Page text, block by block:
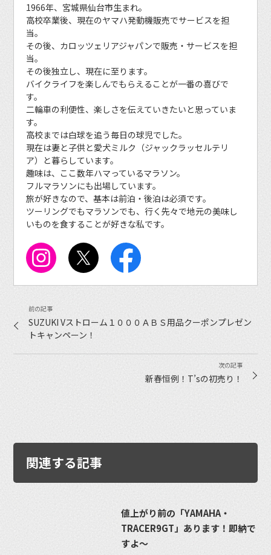
1966年、宮城県仙台市生まれ。
高校卒業後、現在のヤマハ発動機販売でサービスを担
当。
その後、カロッツェリアジャパンで販売・サービスを担
当。
その後独立し、現在に至ります。
バイクライフを楽しんでもらえることが一番の喜びで
す。
二輪車の利便性、楽しさを伝えていきたいと思っていま
す。
高校までは白球を追う毎日の球児でした。
現在は妻と子供と愛犬ミルク（ジャックラッセルテリ
ア）と暮らしています。
趣味は、ここ数年ハマっているマラソン。
フルマラソンにも出場しています。
旅が好きなので、基本は前泊・後泊は必須です。
ツーリングでもマラソンでも、行く先々で地元の美味し
いものを食することが好きな私です。
SUZUKI Vストローム１０００ＡＢＳ用品クーポンプレゼン
トキャンペーン！
新春恒例！T’sの初売り！
関連する記事
値上がり前の「YAMAHA・
TRACER9GT」あります！即納で
すよ〜